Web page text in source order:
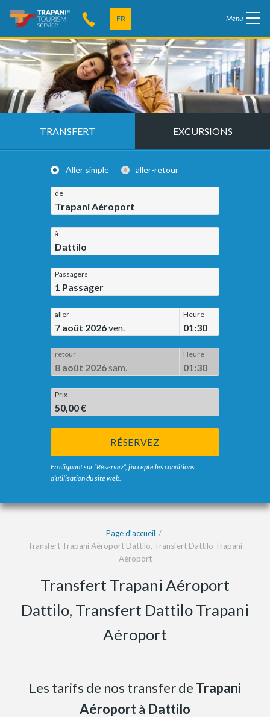
FR Menu
TRANSFERT EXCURSIONS
Aller simple aller-retour
de
Trapani Aéroport
à
Dattilo
Passagers
1 Passager
aller
7 août 2026ven.
Heure
01:30
retour
8 août 2026sam.
Heure
01:30
Prix
50,00 €
RÉSERVEZ
En cliquant sur “Réservez”, j’accepte les conditions
d’utilisation du site web.
Page d’accueil
Transfert Trapani Aéroport Dattilo, Transfert Dattilo Trapani
Aéroport
Transfert Trapani Aéroport
Dattilo, Transfert Dattilo Trapani
Aéroport
Les tarifs de nos transfer de Trapani
Aéroportà Dattilo